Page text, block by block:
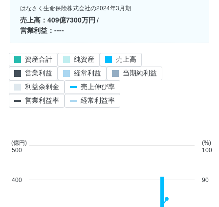
はなさく生命保険株式会社の2024年3月期
売上高
409億7300万円
営業利益
----
400
(億円)
500
90
(%)
100
資産合計 純資産
売上高
営業利益
経常利益
当期純利益
利益余剰金
売上伸び率
営業利益率
経常利益率